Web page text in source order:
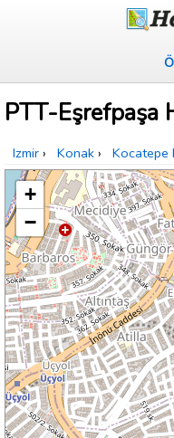
PTT-Eşrefpaşa
Izmir › Konak › Kocatepe
+
−